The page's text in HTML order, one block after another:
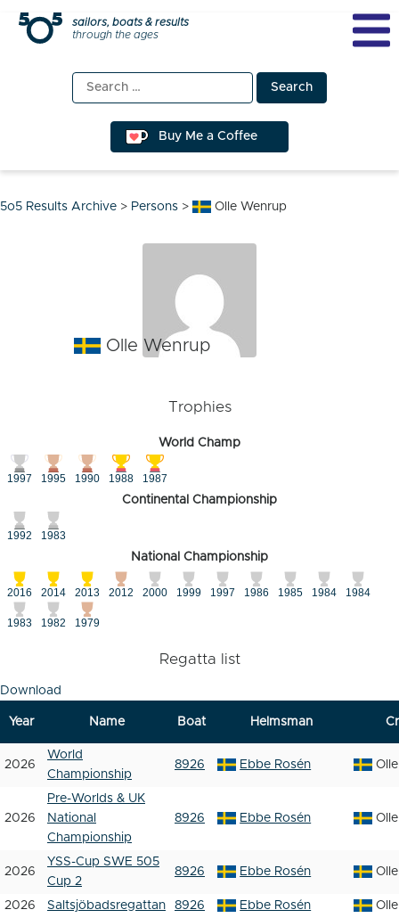
Skip
sailors, boats & results
through the ages
Search
for:
Buy Me a Coffee
5o5 Results Archive > Persons > Olle Wenrup
Olle Wenrup
Trophies
World Champ
1997 1995 1990 1988
1987
Continental Championship
1992
1983
National Championship
2016 2014 2013 2012 2000 1999 1997 1986 1985 1984 1984
1983 1982 1979
Regatta list
Download
Year Name Boat Helmsman
2026
World
Championship
8926 Ebbe Rosén
2026
Pre-Worlds & UK
National
Championship
8926 Ebbe Rosén
2026
YSS-Cup SWE 505
Cup 2
8926 Ebbe Rosén
2026 Saltsjöbadsregattan 8926 Ebbe Rosén